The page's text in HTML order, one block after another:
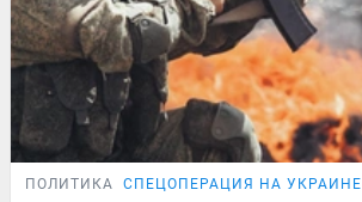
ПОЛИТИКА СПЕЦОПЕРАЦИЯ НА УКРАИНЕ